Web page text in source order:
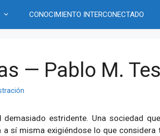
CONOCIMIENTO INTERCONECTADO
— Pablo M.
demasiado estridente. Una sociedad
sí misma exigiéndose lo que